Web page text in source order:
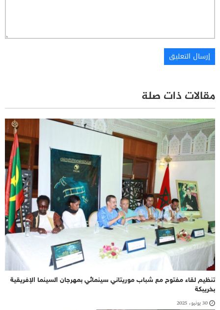
مقالات ذات صلة
تنظيم لقاء مفتوح مع شباب موريتاني سينمائي بمهرجان السينما الإفريقية
بخريبكة
30 يونيو، 2025